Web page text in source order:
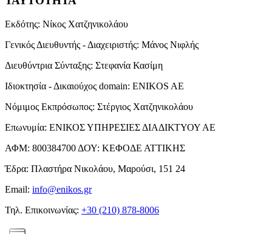
Εκδότης: Νίκος Χατζηνικολάου
Γενικός Διευθυντής - Διαχειριστής: Μάνος Νιφλής
Διευθύντρια Σύνταξης: Στεφανία Κασίμη
Ιδιοκτησία - Δικαιούχος domain: ENIKOS AE
Νόμιμος Εκπρόσωπος: Στέργιος Χατζηνικολάου
Επωνυμία: ΕΝΙΚΟΣ ΥΠΗΡΕΣΙΕΣ ΔΙΑΔΙΚΤΥΟΥ ΑΕ
ΑΦΜ: 800384700 ΔΟΥ: ΚΕΦΟΔΕ ΑΤΤΙΚΗΣ
Έδρα: Πλαστήρα Νικολάου, Μαρούσι, 151 24
Email: info@enikos.gr
Τηλ. Επικοινωνίας: +30 (210) 878-8006